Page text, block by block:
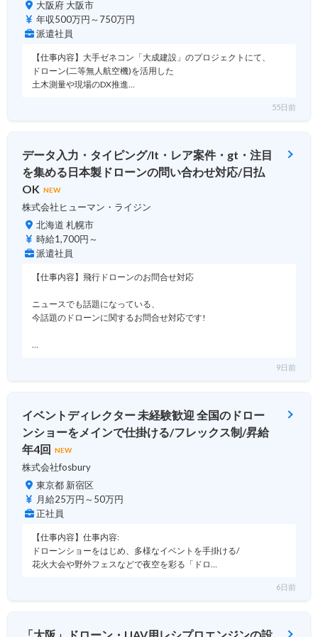
大阪府 大阪市
年収500万円～750万円
派遣社員
【仕事内容】大手ゼネコン「大成建設」のプロジェクトにて、
ドローン(二等無人航空機)を活用した
土木測量や現場のDX推進…
55日前
データ入力・タイピング/lt・レア案件・gt・注目
を集める日本製ドローンの問い合わせ対応/日払
OK NEW
株式会社ヒューマン・ライジン
北海道 札幌市
時給1,700円～
派遣社員
【仕事内容】飛行ドローンのお問合せ対応
ニュースでも話題になっている、
今話題のドローンに関するお問合せ対応です!
9日前
イベントディレクター 未経験歓迎 全国のドロー
ンショーをメインで仕掛ける/フレックス制/昇給
年4回 NEW
株式会社fosbury
東京都 新宿区
月給25万円～50万円
正社員
【仕事内容】仕事内容:
ドローンショーをはじめ、多様なイベントを手掛ける/
花火大会や野外フェスなどで夜空を彩る「ドロ…
6日前